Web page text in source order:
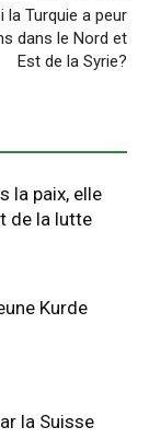
la Turquie a peur
dans le Nord et
Est de la Syrie?
la paix, elle
de la lutte
Kurde
la Suisse